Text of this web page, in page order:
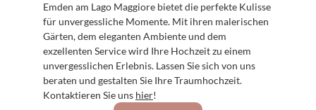
Emden am Lago Maggiore bietet die perfekte Kulisse
für unvergessliche Momente. Mit ihren malerischen
Gärten, dem eleganten Ambiente und dem
exzellenten Service wird Ihre Hochzeit zu einem
unvergesslichen Erlebnis. Lassen Sie sich von uns
beraten und gestalten Sie Ihre Traumhochzeit.
Kontaktieren Sie uns hier!